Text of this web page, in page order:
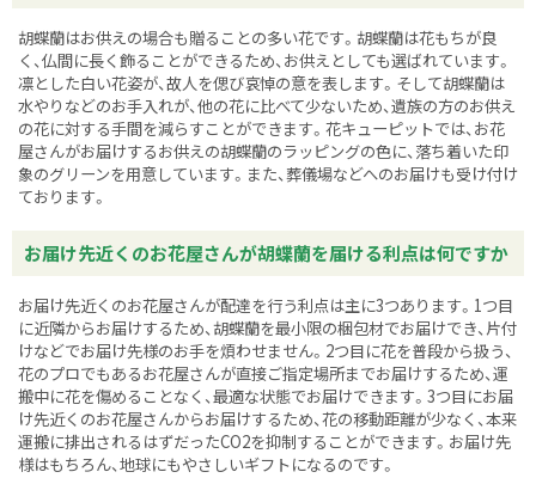
胡蝶蘭はお供えの場合も贈ることの多い花です。胡蝶蘭は花もちが良
く、仏間に長く飾ることができるため、お供えとしても選ばれています。
凛とした白い花姿が、故人を偲び哀悼の意を表します。そして胡蝶蘭は
水やりなどのお手入れが、他の花に比べて少ないため、遺族の方のお供え
の花に対する手間を減らすことができます。花キューピットでは、お花
屋さんがお届けするお供えの胡蝶蘭のラッピングの色に、落ち着いた印
象のグリーンを用意しています。また、葬儀場などへのお届けも受け付け
ております。
お届け先近くのお花屋さんが胡蝶蘭を届ける利点は何ですか
お届け先近くのお花屋さんが配達を行う利点は主に3つあります。1つ目
に近隣からお届けするため、胡蝶蘭を最小限の梱包材でお届けでき、片付
けなどでお届け先様のお手を煩わせません。2つ目に花を普段から扱う、
花のプロでもあるお花屋さんが直接ご指定場所までお届けするため、運
搬中に花を傷めることなく、最適な状態でお届けできます。3つ目にお届
け先近くのお花屋さんからお届けするため、花の移動距離が少なく、本来
運搬に排出されるはずだったCO2を抑制することができます。お届け先
様はもちろん、地球にもやさしいギフトになるのです。